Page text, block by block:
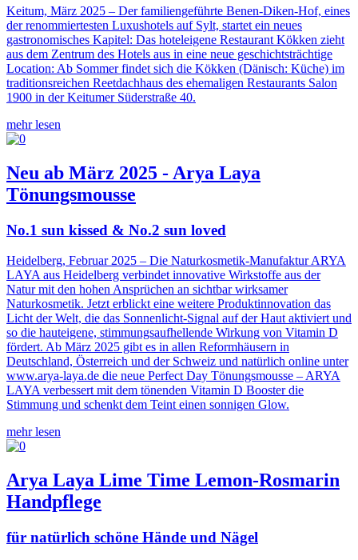
Keitum, März 2025 – Der familiengeführte Benen-Diken-Hof, eines
der renommiertesten Luxushotels auf Sylt, startet ein neues
gastronomisches Kapitel: Das hoteleigene Restaurant Kökken zieht
aus dem Zentrum des Hotels aus in eine neue geschichtsträchtige
Location: Ab Sommer findet sich die Kökken (Dänisch: Küche) im
traditionsreichen Reetdachhaus des ehemaligen Restaurants Salon
1900 in der Keitumer Süderstraße 40.
mehr lesen
Neu ab März 2025 - Arya Laya
Tönungsmousse
No.1 sun kissed & No.2 sun loved
Heidelberg, Februar 2025 – Die Naturkosmetik-Manufaktur ARYA
LAYA aus Heidelberg verbindet innovative Wirkstoffe aus der
Natur mit den hohen Ansprüchen an sichtbar wirksamer
Naturkosmetik. Jetzt erblickt eine weitere Produktinnovation das
Licht der Welt, die das Sonnenlicht-Signal auf der Haut aktiviert und
so die hauteigene, stimmungsaufhellende Wirkung von Vitamin D
fördert. Ab März 2025 gibt es in allen Reformhäusern in
Deutschland, Österreich und der Schweiz und natürlich online unter
www.arya-laya.de die neue Perfect Day Tönungsmousse – ARYA
LAYA verbessert mit dem tönenden Vitamin D Booster die
Stimmung und schenkt dem Teint einen sonnigen Glow.
mehr lesen
Arya Laya Lime Time Lemon-Rosmarin
Handpflege
für natürlich schöne Hände und Nägel